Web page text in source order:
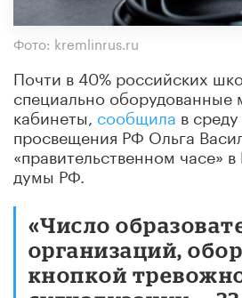
Фото: kremlinrus.ru
Почти в 40% российских
специально оборудованные
кабинеты, сообщила в
просвещения РФ Ольга
«правительственном часе»
думы РФ.
«Число
организаций,
кнопкой